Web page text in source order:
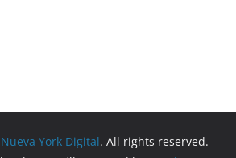
Nueva York Digital. All rights reserved.